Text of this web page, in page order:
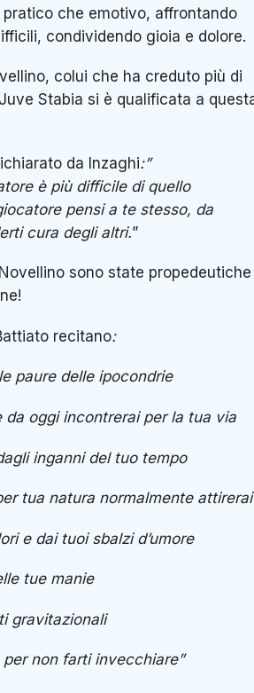
che emotivo, affrontando
condividendo gioia e dolore.
colui che ha creduto più di
Stabia si è qualificata a
da Inzaghi:”
è più difficile di quello
pensi a te stesso, da
cura degli altri.”
sono state
recitano:
paure delle ipocondrie
da oggi incontrerai per la tua via
inganni del tuo tempo
tua natura normalmente attirerai
e dai tuoi sbalzi d’umore
tue manie
gravitazionali
non farti invecchiare”